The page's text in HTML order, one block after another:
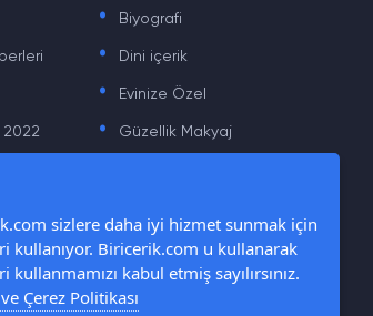
Biyografi
. Dini içerik
. Evinize Özel
. Güzellik Makyaj
.
. Tarih
. Yiyecek Önerileri ve Tarifleri
sizlere daha iyi hizmet sunmak için
kullanıyor. Biricerik.com u kullanarak
kullanmamızı kabul etmiş sayılırsınız.
Çerez Politikası